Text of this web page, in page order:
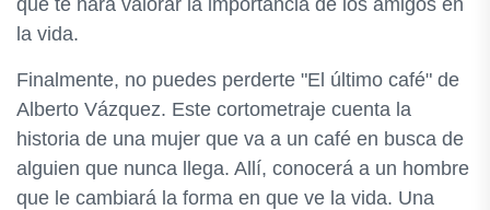
que te hará valorar la importancia de los amigos en
la vida.
Finalmente, no puedes perderte "El último café" de
Alberto Vázquez. Este cortometraje cuenta la
historia de una mujer que va a un café en busca de
alguien que nunca llega. Allí, conocerá a un hombre
que le cambiará la forma en que ve la vida. Una